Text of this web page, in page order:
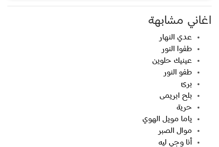
اغاني مشابهة
عدي النهار
طفوا النور
عينيك حلوين
طفو النور
برئ
بلح ابريمى
حرية
ياما مويل الهوي
موال الصبر
أنا وجي ليه